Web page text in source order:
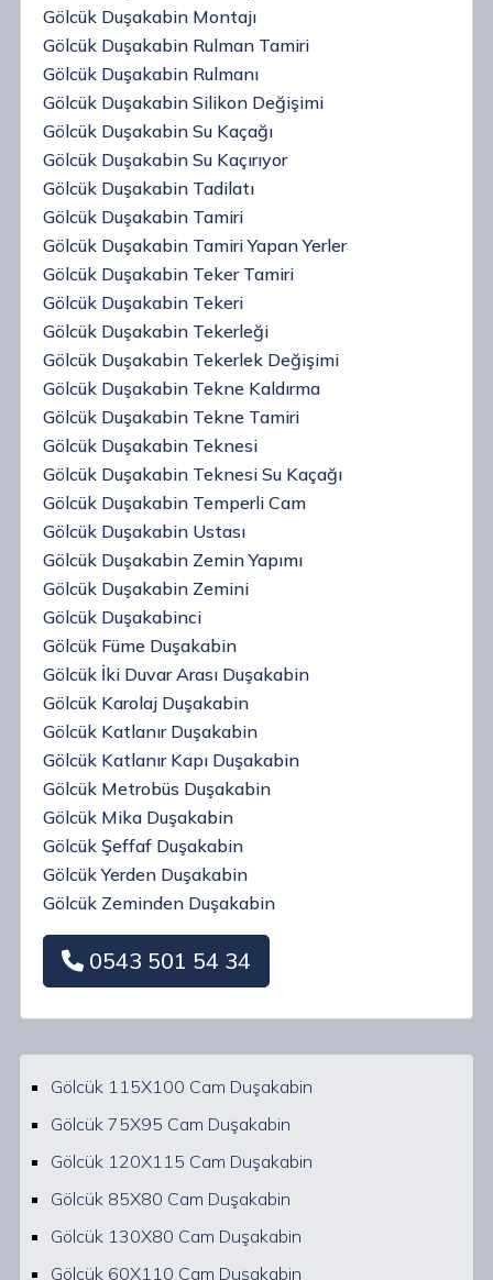
Gölcük Duşakabin Montajı
Gölcük Duşakabin Rulman Tamiri
Gölcük Duşakabin Rulmanı
Gölcük Duşakabin Silikon Değişimi
Gölcük Duşakabin Su Kaçağı
Gölcük Duşakabin Su Kaçırıyor
Gölcük Duşakabin Tadilatı
Gölcük Duşakabin Tamiri
Gölcük Duşakabin Tamiri Yapan Yerler
Gölcük Duşakabin Teker Tamiri
Gölcük Duşakabin Tekeri
Gölcük Duşakabin Tekerleği
Gölcük Duşakabin Tekerlek Değişimi
Gölcük Duşakabin Tekne Kaldırma
Gölcük Duşakabin Tekne Tamiri
Gölcük Duşakabin Teknesi
Gölcük Duşakabin Teknesi Su Kaçağı
Gölcük Duşakabin Temperli Cam
Gölcük Duşakabin Ustası
Gölcük Duşakabin Zemin Yapımı
Gölcük Duşakabin Zemini
Gölcük Duşakabinci
Gölcük Füme Duşakabin
Gölcük İki Duvar Arası Duşakabin
Gölcük Karolaj Duşakabin
Gölcük Katlanır Duşakabin
Gölcük Katlanır Kapı Duşakabin
Gölcük Metrobüs Duşakabin
Gölcük Mika Duşakabin
Gölcük Şeffaf Duşakabin
Gölcük Yerden Duşakabin
Gölcük Zeminden Duşakabin
0543 501 54 34
Gölcük 115X100 Cam Duşakabin
Gölcük 75X95 Cam Duşakabin
Gölcük 120X115 Cam Duşakabin
Gölcük 85X80 Cam Duşakabin
Gölcük 130X80 Cam Duşakabin
Gölcük 60X110 Cam Duşakabin